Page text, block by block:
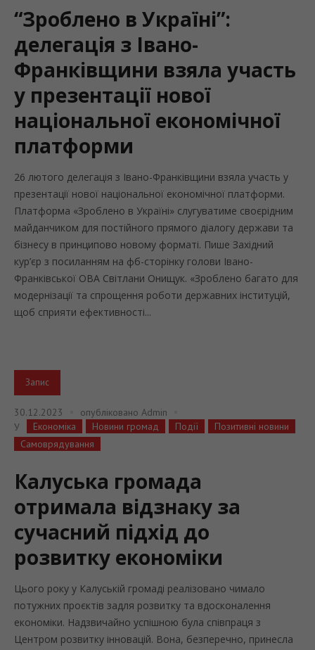
“Зроблено в Україні”:
делегація з Івано-
Франківщини взяла участь
у презентації нової
національної економічної
платформи
26 лютого делегація з Івано-Франківщини взяла участь у
презентації нової національної економічної платформи.
Платформа «Зроблено в Україні» слугуватиме своєрідним
майданчиком для постійного прямого діалогу держави та
бізнесу в принципово новому форматі. Пише Західний
кур’єр з посиланням на фб-сторінку голови Івано-
Франківської ОВА Світлани Онищук. «Зроблено багато для
модернізації та спрощення роботи державних інституцій,
щоб сприяти ефективності...
Запис
30.12.2023 опубліковано Admin
У
Економіка Новини громад Події
Позитивні новини
Самоврядування
Калуська громада
отримала відзнаку за
сучасний підхід до
розвитку економіки
Цього року у Калуській громаді реалізовано чимало
потужних проєктів задля розвитку та вдосконалення
економіки. Надзвичайно успішною була співпраця з
Центром розвитку інновацій. Вона, безперечно, принесла